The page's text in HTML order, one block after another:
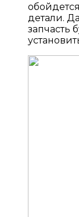
детали.
запчасть